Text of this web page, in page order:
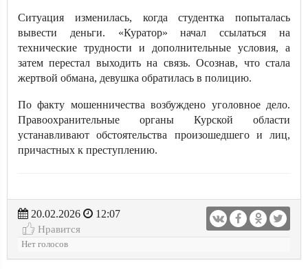
Ситуация изменилась, когда студентка попыталась
вывести деньги. «Куратор» начал ссылаться на
технические трудности и дополнительные условия, а
затем перестал выходить на связь. Осознав, что стала
жертвой обмана, девушка обратилась в полицию.
По факту мошенничества возбуждено уголовное дело.
Правоохранительные органы Курской области
устанавливают обстоятельства произошедшего и лиц,
причастных к преступлению.
20.02.2026
12:07
Нравится
Нет голосов